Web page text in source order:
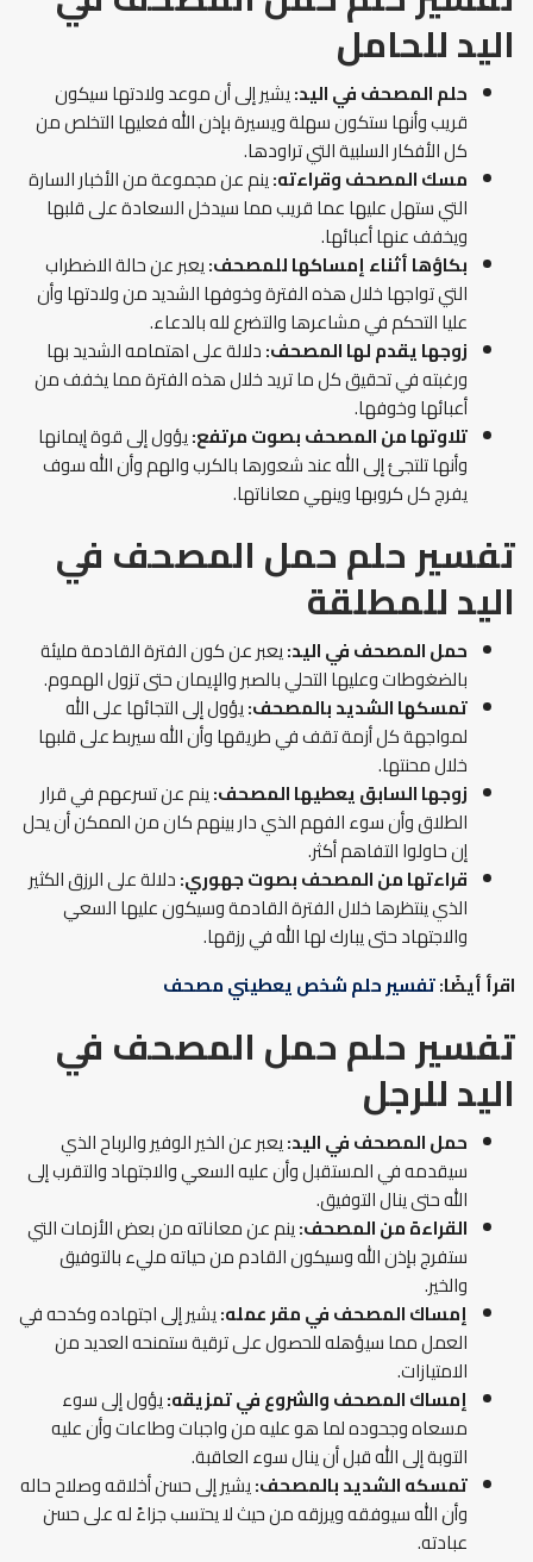
اليد للحامل
حلم المصحف في اليد:يشير إلى أن موعد ولادتها سيكون
قريب وأنها ستكون سهلة ويسيرة بإذن الله فعليها التخلص من
كل الأفكار السلبية التي تراودها.
مسك المصحف وقراءته:ينم عن مجموعة من الأخبار السارة
التي ستهل عليها عما قريب مما سيدخل السعادة على قلبها
ويخفف عنها أعبائها.
بكاؤها أثناء إمساكها للمصحف:يعبر عن حالة الاضطراب
التي تواجها خلال هذه الفترة وخوفها الشديد من ولادتها وأن
عليا التحكم في مشاعرها والتضرع لله بالدعاء.
زوجها يقدم لها المصحف:دلالة على اهتمامه الشديد بها
ورغبته في تحقيق كل ما تريد خلال هذه الفترة مما يخفف من
أعبائها وخوفها.
تلاوتها من المصحف بصوت مرتفع:يؤول إلى قوة إيمانها
وأنها تلتجئ إلى الله عند شعورها بالكرب والهم وأن الله سوف
يفرج كل كروبها وينهي معاناتها.
تفسير حلم حمل المصحف في
اليد للمطلقة
حمل المصحف في اليد:يعبر عن كون الفترة القادمة مليئة
بالضغوطات وعليها التحلي بالصبر والإيمان حتى تزول الهموم.
تمسكها الشديد بالمصحف:يؤول إلى التجائها على الله
لمواجهة كل أزمة تقف في طريقها وأن الله سيربط على قلبها
خلال محنتها.
زوجها السابق يعطيها المصحف:ينم عن تسرعهم في قرار
الطلاق وأن سوء الفهم الذي دار بينهم كان من الممكن أن يحل
إن حاولوا التفاهم أكثر.
قراءتها من المصحف بصوت جهوري:دلالة على الرزق الكثير
الذي ينتظرها خلال الفترة القادمة وسيكون عليها السعي
والاجتهاد حتى يبارك لها الله في رزقها.
اقرأ أيضًا:تفسير حلم شخص يعطيني مصحف
تفسير حلم حمل المصحف في
اليد للرجل
حمل المصحف في اليد:يعبر عن الخير الوفير والرباح الذي
سيقدمه في المستقبل وأن عليه السعي والاجتهاد والتقرب إلى
الله حتى ينال التوفيق.
القراءة من المصحف:ينم عن معاناته من بعض الأزمات التي
ستفرج بإذن الله وسيكون القادم من حياته مليء بالتوفيق
والخير.
إمساك المصحف في مقر عمله:يشير إلى اجتهاده وكدحه في
العمل مما سيؤهله للحصول على ترقية ستمنحه العديد من
الامتيازات.
إمساك المصحف والشروع في تمزيقه:يؤول إلى سوء
مسعاه وجحوده لما هو عليه من واجبات وطاعات وأن عليه
التوبة إلى الله قبل أن ينال سوء العاقبة.
تمسكه الشديد بالمصحف:يشير إلى حسن أخلاقه وصلاح حاله
وأن الله سيوفقه ويرزقه من حيث لا يحتسب جزاءً له على حسن
عبادته.